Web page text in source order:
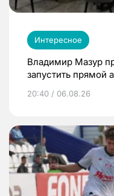
Интересное
Владимир Мазур
запустить прямой
20:40 / 06.08.26